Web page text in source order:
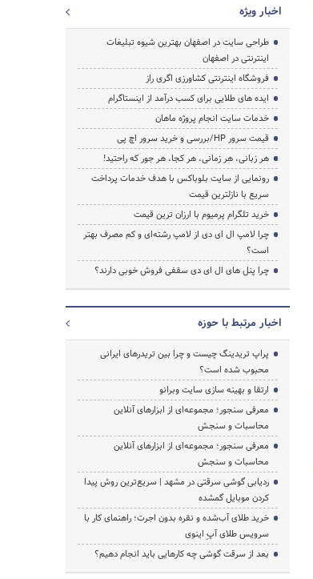
اخبار ویژه
طراحی سایت در اصفهان بهترین شیوه تبلیغات
اینترنتی در اصفهان
فروشگاه اینترنتی کشاورزی اگری راز
ایده های طلایی برای کسب درآمد از اینستاگرام
خدمات سایت انجام پروژه ماهان
قیمت سرور HP/بررسی و خرید سرور اچ پی
هر زبانی، هر زمانی، هر کجا، هر جور که راحتید!
رونمایی از سایت بلوباکس با هدف خدمات پرداخت
سریع با نازلترین قیمت
خرید تلگرام پرمیوم با ارزان ترین قیمت
چرا لامپ ال ای دی از لامپ رشته‌ای و کم مصرف بهتر
است؟
چرا پنل های ال ای دی سقفی فروش خوبی دارند؟
اخبار مرتبط با حوزه
پراپ تریدینگ چیست و چرا بین تریدرهای ایرانی
محبوب شده است؟
ارتقا و بهینه سازی سایت وبرانو
معرفی سنجور؛ مجموعه‌ای از ابزارهای آنلاین
محاسبات و سنجش
معرفی سنجور؛ مجموعه‌ای از ابزارهای آنلاین
محاسبات و سنجش
ردیابی گوشی سرقتی در مشهد | سریع‌ترین روش پیدا
کردن موبایل گمشده
خرید طلای آب‌شده و نقره بدون اجرت؛ راهنمای کار با
سرویس طلای آپِ اینوی
بعد از سرقت گوشی چه کارهایی باید انجام دهیم؟